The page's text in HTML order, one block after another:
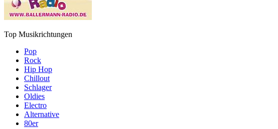
Top Musikrichtungen
Pop
Rock
Hip Hop
Chillout
Schlager
Oldies
Electro
Alternative
80er